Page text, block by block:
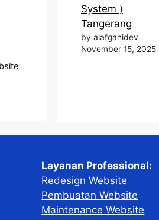
System )
Tangerang
by alafganidev
November 15, 2025
Layanan Professional:
Redesign Website
Pembuatan Website
Maintenance Website